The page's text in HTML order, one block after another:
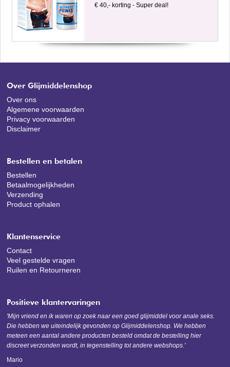
€ 40,- korting - Super deal!
Over Glijmiddelenshop
Over ons
Algemene voorwaarden
Privacy voorwaarden
Disclaimer
Bestellen en betalen
Bestellen
Betaalmogelijkheden
Verzending
Product ophalen
Klantenservice
Contact
Veel gestelde vragen
Ruilen en Retourneren
Positieve klantervaringen
'Mijn vriend en ik waren op zoek naar een goed glijmiddel voor anale seks.
Die hebben we uiteindelijk gevonden op Glijmiddelenshop. We hebben
meteen een aantal andere producten besteld omdat de bestelling hier
discreet verzonden wordt, in tegenstelling tot andere webshops.'
Mario